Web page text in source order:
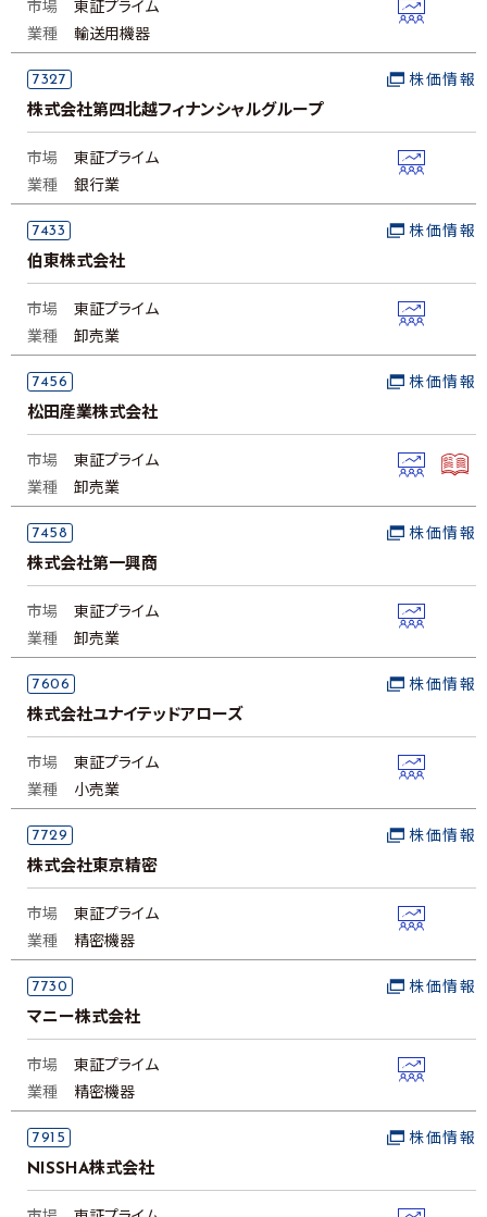
市場
東証プライム
業種
輸送用機器
7327
株式会社第四北越フィナンシャルグループ
株価情報
市場
東証プライム
業種
銀行業
7433
伯東株式会社
株価情報
市場
東証プライム
業種
卸売業
7456
松田産業株式会社
株価情報
市場
東証プライム
業種
卸売業
7458
株式会社第一興商
株価情報
市場
東証プライム
業種
卸売業
7606
株式会社ユナイテッドアローズ
株価情報
市場
東証プライム
業種
小売業
7729
株式会社東京精密
株価情報
市場
東証プライム
業種
精密機器
7730
マニー株式会社
株価情報
市場
東証プライム
業種
精密機器
7915
NISSHA株式会社
株価情報